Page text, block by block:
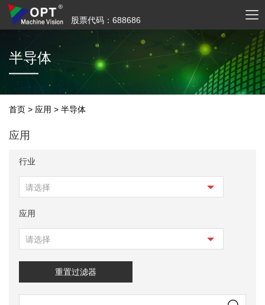
股票代码：688686
半导体
首页 > 应用 > 半导体
应用
行业
请选择
应用
请选择
重置过滤器